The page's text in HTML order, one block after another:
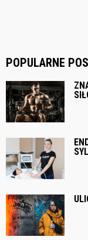
POPULARNE